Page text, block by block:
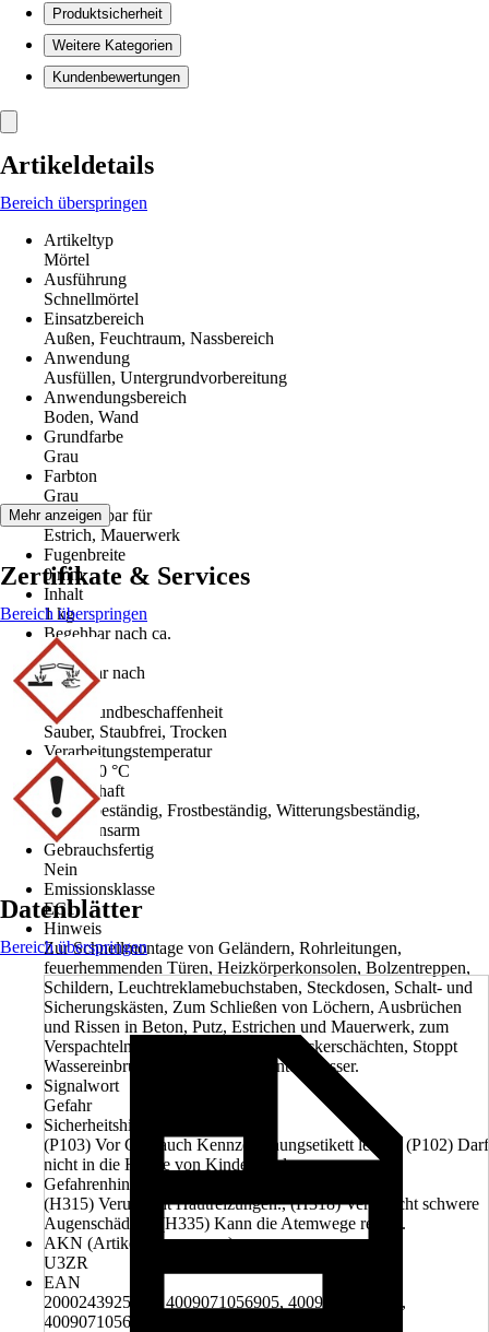
Produktsicherheit
Weitere Kategorien
Kundenbewertungen
Artikeldetails
Bereich überspringen
Artikeltyp
Mörtel
Ausführung
Schnellmörtel
Einsatzbereich
Außen, Feuchtraum, Nassbereich
Anwendung
Ausfüllen, Untergrundvorbereitung
Anwendungsbereich
Boden, Wand
Grundfarbe
Grau
Farbton
Grau
Verwendbar für
Estrich, Mauerwerk
Fugenbreite
0 mm
Inhalt
1 kg
Begehbar nach ca.
0,083 h
Belastbar nach
0,083 h
Untergrundbeschaffenheit
Sauber, Staubfrei, Trocken
Verarbeitungstemperatur
5 °C - 30 °C
Eigenschaft
Wasserbeständig, Frostbeständig, Witterungsbeständig,
Emissionsarm
Gebrauchsfertig
Nein
Emissionsklasse
EC1
Hinweis
Zur Schnellmontage von Geländern, Rohrleitungen,
feuerhemmenden Türen, Heizkörperkonsolen, Bolzentreppen,
Schildern, Leuchtreklamebuchstaben, Steckdosen, Schalt- und
Sicherungskästen, Zum Schließen von Löchern, Ausbrüchen
und Rissen in Beton, Putz, Estrichen und Mauerwerk, zum
Verspachteln von Brunnenringen in Sickerschächten, Stoppt
Wassereinbrüche, erhärtet selbst unter Wasser.
Signalwort
Gefahr
Sicherheitshinweise (P-Sätze)
(P103) Vor Gebrauch Kennzeichnungsetikett lesen., (P102) Darf
nicht in die Hände von Kindern gelangen.
Gefahrenhinweise (H-Sätze)
(H315) Verursacht Hautreizungen., (H318) Verursacht schwere
Augenschäden., (H335) Kann die Atemwege reizen.
AKN (Artikelkurznummer)
U3ZR
EAN
2000243925007, 4009071056905, 4009071056929,
4009071056936
Mehr anzeigen
Zertifikate & Services
Bereich überspringen
Datenblätter
Bereich überspringen